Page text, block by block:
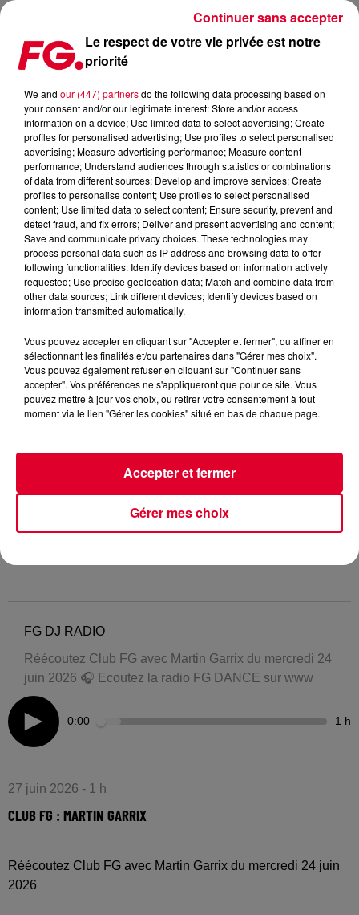
CLUB FG : MARTIN GARRIX
FG DJ RADIO
Réécoutez Club FG avec Martin Garrix du mercredi 24
juin 2026 🎧 Ecoutez la radio FG DANCE sur www
0:00 1 h
27 juin 2026 - 1 h
CLUB FG : MARTIN GARRIX
Réécoutez Club FG avec Martin Garrix du mercredi 24 juin
2026
Le respect de votre vie privée est notre
priorité
We and our (447) partnersdo the following data processing based on
your consent and/or our legitimate interest: Store and/or access
information on a device; Use limited data to select advertising; Create
profiles for personalised advertising; Use profiles to select personalised
advertising; Measure advertising performance; Measure content
performance; Understand audiences through statistics or combinations
of data from different sources; Develop and improve services; Create
profiles to personalise content; Use profiles to select personalised
content; Use limited data to select content; Ensure security, prevent and
detect fraud, and fix errors; Deliver and present advertising and content;
Save and communicate privacy choices. These technologies may
process personal data such as IP address and browsing data to offer
following functionalities: Identify devices based on information actively
requested; Use precise geolocation data; Match and combine data from
other data sources; Link different devices; Identify devices based on
information transmitted automatically.
Vous pouvez accepter en cliquant sur "Accepter et fermer", ou affiner en
sélectionnant les finalités et/ou partenaires dans "Gérer mes choix".
Vous pouvez également refuser en cliquant sur "Continuer sans
accepter". Vos préférences ne s'appliqueront que pour ce site. Vous
pouvez mettre à jour vos choix, ou retirer votre consentement à tout
moment via le lien "Gérer les cookies" situé en bas de chaque page.
Gérer mes choix
Accepter et fermer
Continuer sans accepter